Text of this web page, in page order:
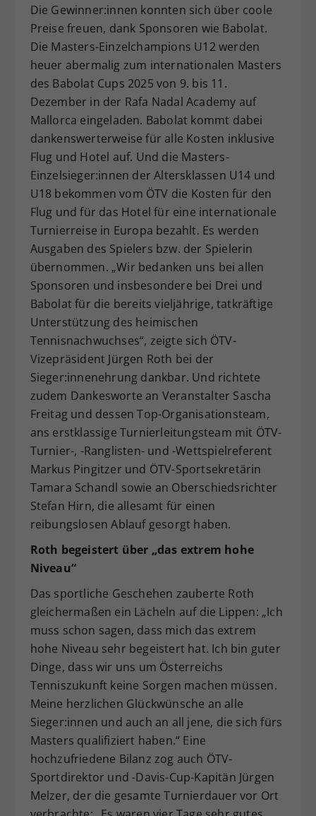
Die Gewinner:innen konnten sich über coole
Preise freuen, dank Sponsoren wie Babolat.
Die Masters-Einzelchampions U12 werden
heuer abermalig zum internationalen Masters
des Babolat Cups 2025 von 9. bis 11.
Dezember in der Rafa Nadal Academy auf
Mallorca eingeladen. Babolat kommt dabei
dankenswerterweise für alle Kosten inklusive
Flug und Hotel auf. Und die Masters-
Einzelsieger:innen der Altersklassen U14 und
U18 bekommen vom ÖTV die Kosten für den
Flug und für das Hotel für eine internationale
Turnierreise in Europa bezahlt. Es werden
Ausgaben des Spielers bzw. der Spielerin
übernommen. „Wir bedanken uns bei allen
Sponsoren und insbesondere bei Drei und
Babolat für die bereits vieljährige, tatkräftige
Unterstützung des heimischen
Tennisnachwuchses“, zeigte sich ÖTV-
Vizepräsident Jürgen Roth bei der
Sieger:innenehrung dankbar. Und richtete
zudem Dankesworte an Veranstalter Sascha
Freitag und dessen Top-Organisationsteam,
ans erstklassige Turnierleitungsteam mit ÖTV-
Turnier-, -Ranglisten- und -Wettspielreferent
Markus Pingitzer und ÖTV-Sportsekretärin
Tamara Schandl sowie an Oberschiedsrichter
Stefan Hirn, die allesamt für einen
reibungslosen Ablauf gesorgt haben.
Roth begeistert über „das extrem hohe
Niveau“
Das sportliche Geschehen zauberte Roth
gleichermaßen ein Lächeln auf die Lippen: „Ich
muss schon sagen, dass mich das extrem
hohe Niveau sehr begeistert hat. Ich bin guter
Dinge, dass wir uns um Österreichs
Tenniszukunft keine Sorgen machen müssen.
Meine herzlichen Glückwünsche an alle
Sieger:innen und auch an all jene, die sich fürs
Masters qualifiziert haben.“ Eine
hochzufriedene Bilanz zog auch ÖTV-
Sportdirektor und -Davis-Cup-Kapitän Jürgen
Melzer, der die gesamte Turnierdauer vor Ort